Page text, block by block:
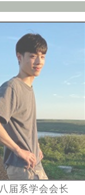
届系学会会长